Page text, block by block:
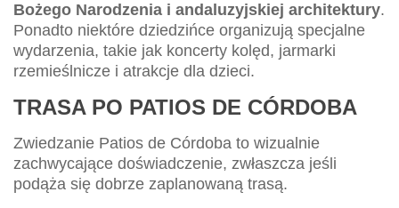
Bożego Narodzenia i andaluzyjskiej architektury.
Ponadto niektóre dziedzińce organizują specjalne
wydarzenia, takie jak koncerty kolęd, jarmarki
rzemieślnicze i atrakcje dla dzieci.
TRASA PO PATIOS DE CÓRDOBA
Zwiedzanie Patios de Córdoba to wizualnie
zachwycające doświadczenie, zwłaszcza jeśli
podąża się dobrze zaplanowaną trasą.